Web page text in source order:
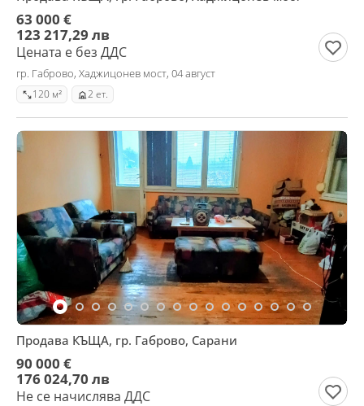
63 000 €
123 217,29 лв
Цената е без ДДС
гр. Габрово, Хаджицонев мост, 04 август
120 м² 2 ет.
Продава КЪЩА, гр. Габрово, Сарани
90 000 €
176 024,70 лв
Не се начислява ДДС